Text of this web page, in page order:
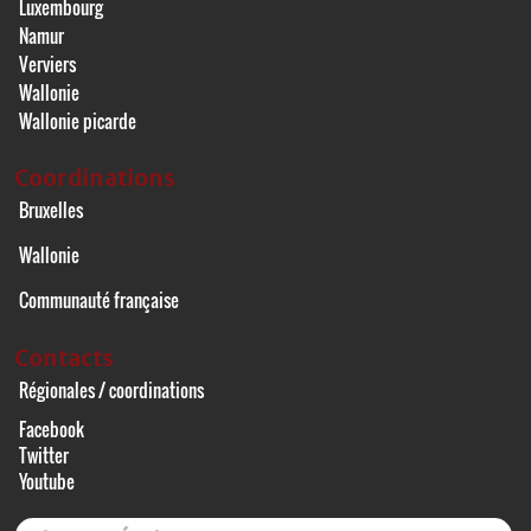
Luxembourg
Namur
Verviers
Wallonie
Wallonie picarde
Coordinations
Bruxelles
Wallonie
Communauté française
Contacts
Régionales / coordinations
Facebook
Twitter
Youtube